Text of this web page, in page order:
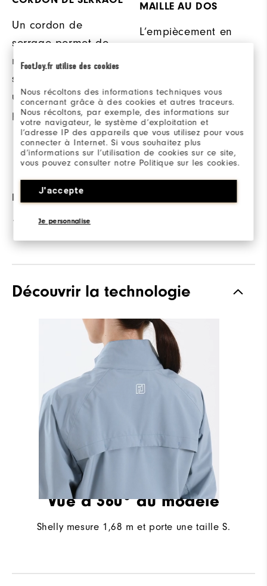
FootJoy.fr utilise des cookies
Nous récoltons des informations techniques vous
concernant grâce à des cookies et autres traceurs.
Nous récoltons, par exemple, des informations sur
votre navigateur, le système d’exploitation et
l’adresse IP des appareils que vous utilisez pour vous
connecter à Internet. Si vous souhaitez plus
d’informations sur l’utilisation de cookies sur ce site,
vous pouvez consulter notre Politique sur les cookies.
J'accepte
Je personnalise
Un cordon de
serrage permet de
réduire le volume
superflu et d’obtenir
un ajustement
parfaitement adapté.
MAILLE AU DOS
L’empiècement en
confort accru et une
grande polyvalence
tout au long de
l’année.
FABRIC
100% Polyester
Découvrir la technologie
Vue à 360° du modèle
Shelly mesure 1,68 m et porte une taille S.